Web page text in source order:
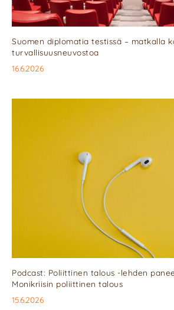
Suomen diplomatia testissä – matkalla
turvallisuusneuvostoa
16.6.2026
Podcast: Poliittinen talous -lehden
Monikriisin poliittinen talous
15.6.2026